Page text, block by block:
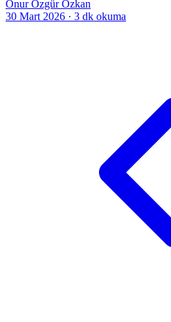
Onur Özgür Özkan
30 Mart 2026 · 3 dk okuma